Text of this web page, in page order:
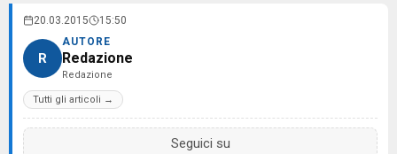
20.03.2015 15:50
R
AUTORE
Redazione
Redazione
Tutti gli articoli →
Seguici su